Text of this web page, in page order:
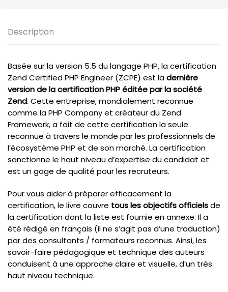
Description
Basée sur la version 5.5 du langage PHP, la certification
Zend Certified PHP Engineer (ZCPE) est ladernière
version de la certification PHP éditée par la société
Zend. Cette entreprise, mondialement reconnue
comme la PHP Company et créateur du Zend
Framework, a fait de cette certification la seule
reconnue à travers le monde par les professionnels de
l’écosystème PHP et de son marché. La certification
sanctionne le haut niveau d’expertise du candidat et
est un gage de qualité pour les recruteurs.
Pour vous aider à préparer efficacement la
certification, le livre couvre tous les objectifs officielsde
la certification dont la liste est fournie en annexe. Il a
été rédigé en français (il ne s’agit pas d’une traduction)
par des consultants / formateurs reconnus. Ainsi, les
savoir-faire pédagogique et technique des auteurs
conduisent à une approche claire et visuelle, d’un très
haut niveau technique.